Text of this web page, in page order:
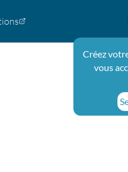
Créez
vous